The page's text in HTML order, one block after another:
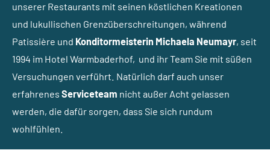
unserer Restaurants mit seinen köstlichen Kreationen
und lukullischen Grenzüberschreitungen, während
Patissière und Konditormeisterin Michaela Neumayr, seit
1994 im Hotel Warmbaderhof, und ihr Team Sie mit süßen
Versuchungen verführt. Natürlich darf auch unser
erfahrenes Serviceteam nicht außer Acht gelassen
werden, die dafür sorgen, dass Sie sich rundum
wohlfühlen.